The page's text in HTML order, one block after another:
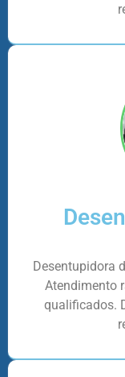
Desentupidora
Atendimento
qualificados.